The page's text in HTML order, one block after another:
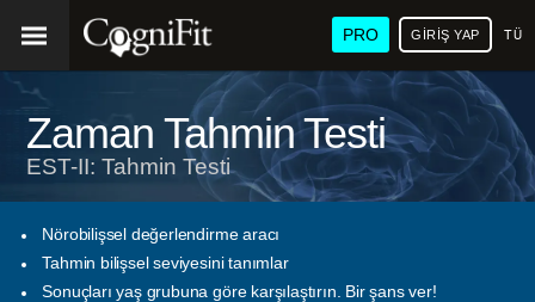
PRO GIRIŞ YAP
Zaman Tahmin Testi
EST-II: Tahmin Testi
Nörobilişsel değerlendirme aracı
Tahmin bilişsel seviyesini tanımlar
Sonuçları yaş grubuna göre karşılaştırın. Bir şans ver!